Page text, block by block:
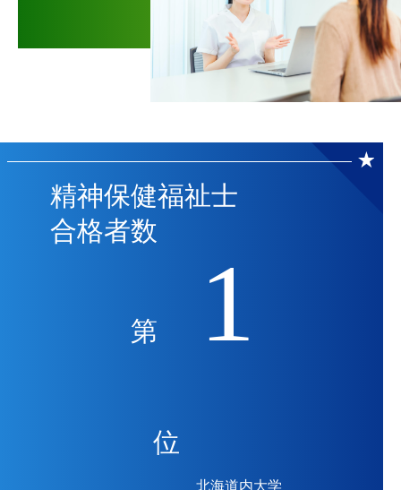
精神保健福祉士
合格者数
第 1
位
北海道内大学